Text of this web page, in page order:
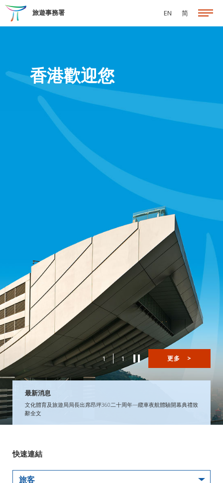
跳至主要內容
旅遊事務署 EN 简
香港歡迎您
1 1 更多 >
最新消息
文化體育及旅遊局局長出席昂坪360二十周年—纜車夜航體驗開幕典禮致
辭全文
快速連結
旅客